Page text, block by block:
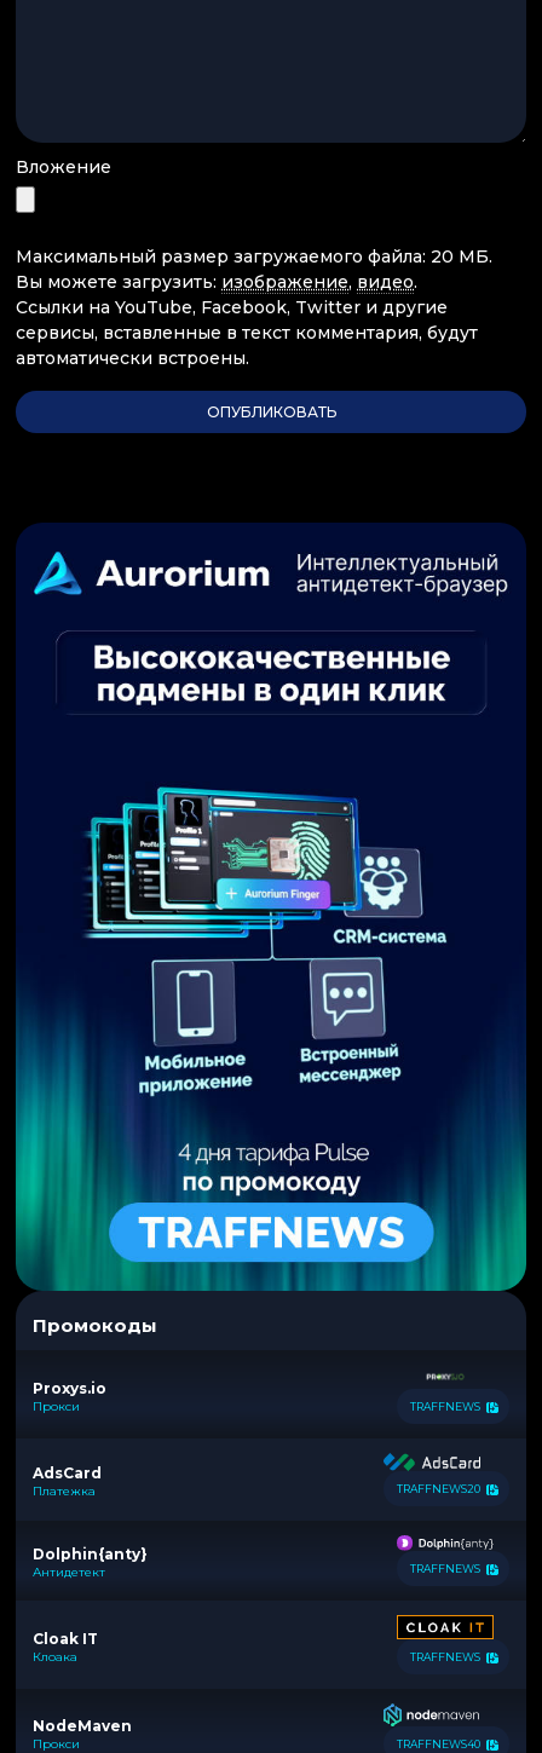
Вложение
Максимальный размер загружаемого файла: 20 МБ.
Вы можете загрузить: изображение, видео.
Ссылки на YouTube, Facebook, Twitter и другие
сервисы, вставленные в текст комментария, будут
автоматически встроены.
Промокоды
Proxys.io
Прокси TRAFFNEWS
AdsCard
Платежка TRAFFNEWS20
Dolphin{anty}
Антидетект TRAFFNEWS
Cloak IT
Клоака TRAFFNEWS
NodeMaven
Прокси TRAFFNEWS40